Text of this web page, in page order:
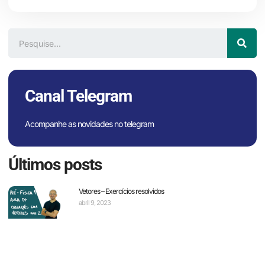
Canal Telegram
Acompanhe as novidades no telegram
Últimos posts
Vetores – Exercícios resolvidos
abril 9, 2023